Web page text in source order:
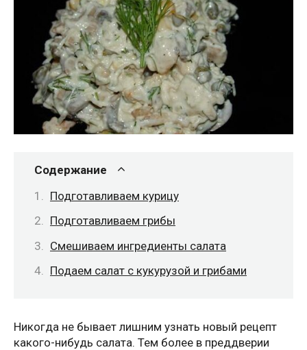
Содержание
Подготавливаем курицу
Подготавливаем грибы
Смешиваем ингредиенты салата
Подаем салат с кукурузой и грибами
Никогда не бывает лишним узнать новый рецепт
какого-нибудь салата. Тем более в преддверии